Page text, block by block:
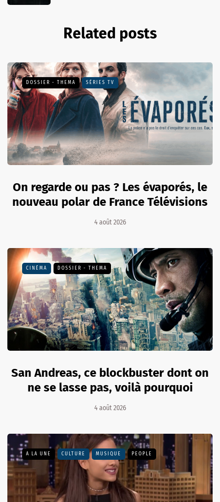
Related posts
DOSSIER - THEMA SÉRIES TV
On regarde ou pas ? Les évaporés, le
nouveau polar de France Télévisions
4 août 2026
CINÉMA DOSSIER - THEMA
San Andreas, ce blockbuster dont on
ne se lasse pas, voilà pourquoi
4 août 2026
A LA UNE CULTURE MUSIQUE PEOPLE